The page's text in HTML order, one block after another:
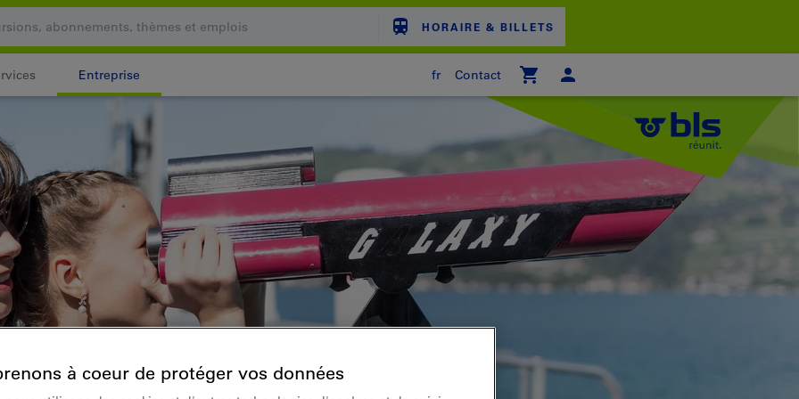
HORAIRE & BILLETS
Entreprise fr
Contact
PANIER D'ACHAT
Login
à coeur de protéger vos données